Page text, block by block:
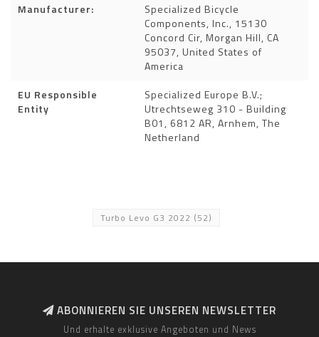
Manufacturer:
Specialized Bicycle
Components, Inc., 15130
Concord Cir, Morgan Hill, CA
95037, United States of
America
EU Responsible
Entity
Specialized Europe B.V.;
Utrechtseweg 310 - Building
B01, 6812 AR, Arnhem, The
Netherland
Turbo Levo G3 2022 (52)
ABONNIEREN SIE UNSEREN NEWSLETTER
Und erhalte exklusive Angeboten und News